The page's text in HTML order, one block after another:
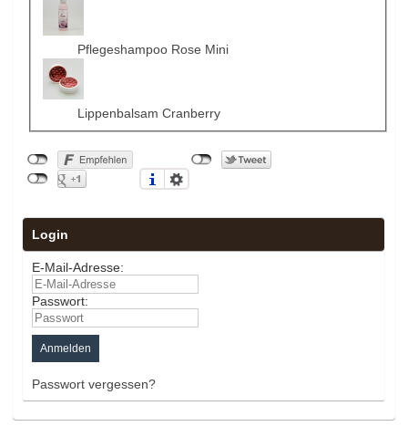
Pflegeshampoo Rose Mini
Lippenbalsam Cranberry
Login
E-Mail-Adresse:
Passwort:
Passwort vergessen?